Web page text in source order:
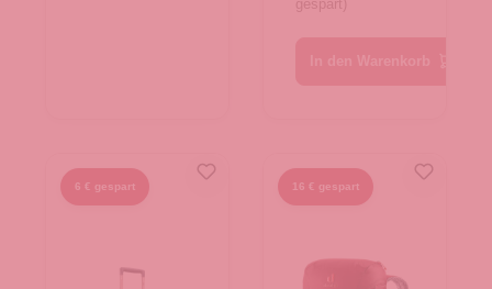
gespart)
6 € gespart 16 € gespart